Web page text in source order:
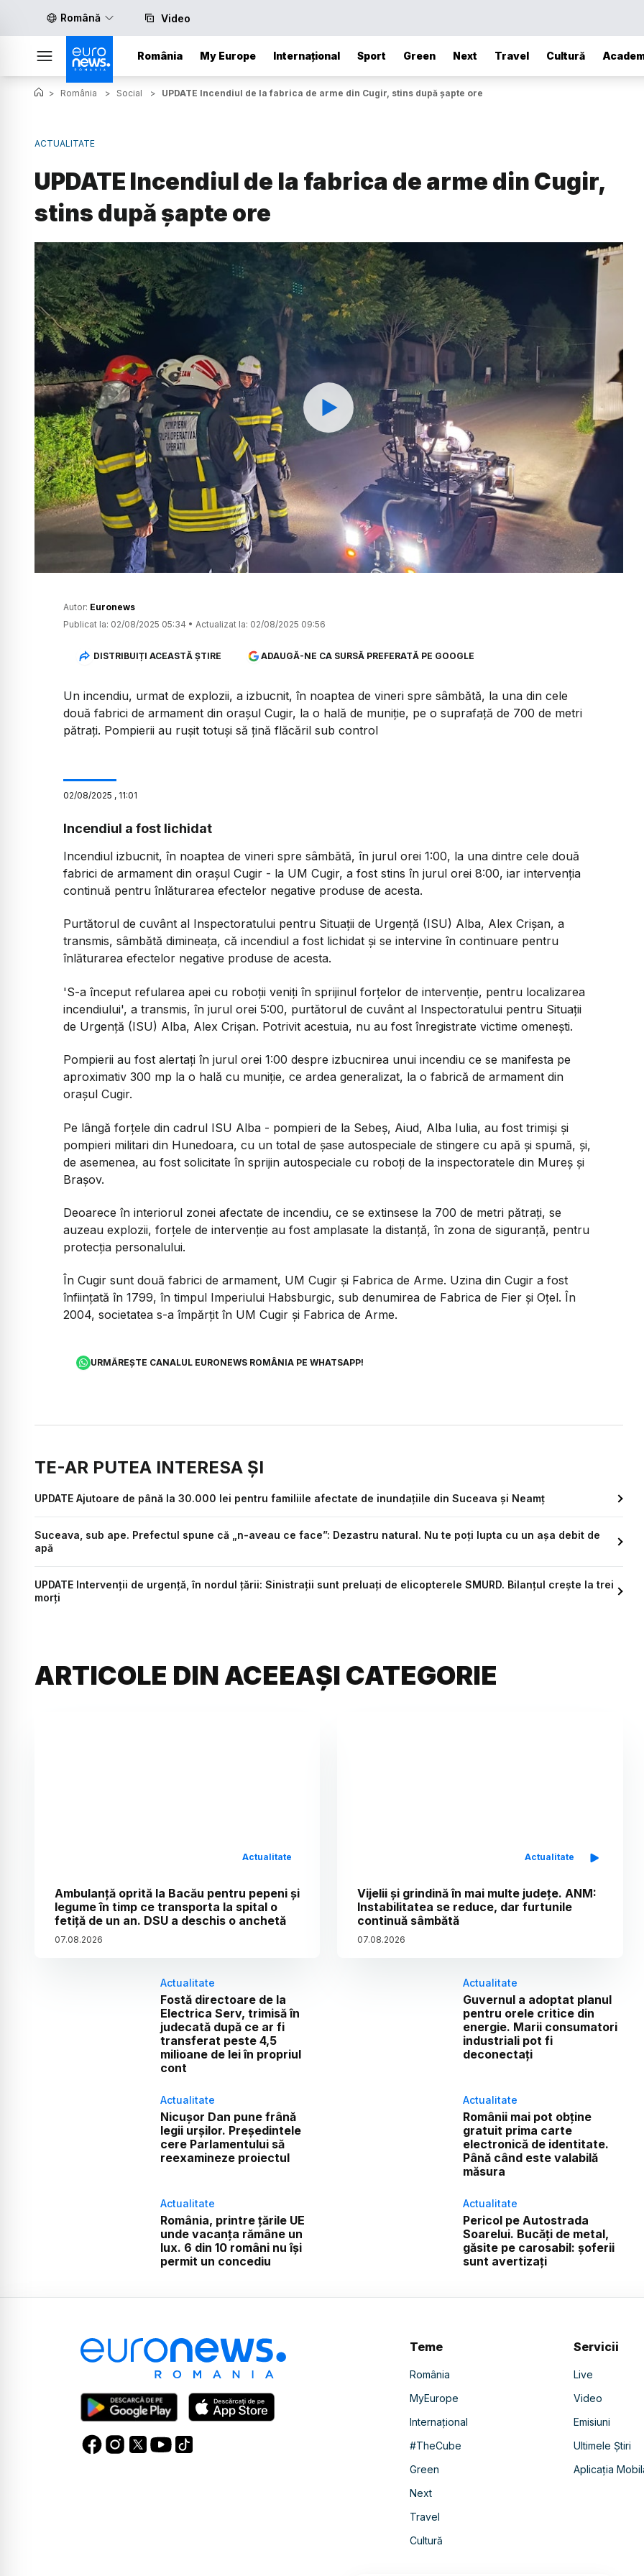
Română Video
România My Europe Internațional Sport Green Next Travel Cultură
> România > Social > UPDATE Incendiul de la fabrica de arme din Cugir, stins după șapte ore
ACTUALITATE
UPDATE Incendiul de la fabrica de arme din Cugir,
stins după șapte ore
Watch
Autor: Euronews
Publicat la: 02/08/2025 05:34 • Actualizat la: 02/08/2025 09:56
DISTRIBUIȚI ACEASTĂ ȘTIRE ADAUGĂ-NE CA SURSĂ PREFERATĂ PE GOOGLE
Un incendiu, urmat de explozii, a izbucnit, în noaptea de vineri spre sâmbătă, la una din cele
două fabrici de armament din orașul Cugir, la o hală de muniție, pe o suprafață de 700 de metri
pătrați. Pompierii au rușit totuși să țină flăcăril sub control
02/08/2025 , 11:01
Incendiul a fost lichidat
Incendiul izbucnit, în noaptea de vineri spre sâmbătă, în jurul orei 1:00, la una dintre cele două
fabrici de armament din orașul Cugir - la UM Cugir, a fost stins în jurul orei 8:00, iar intervenția
continuă pentru înlăturarea efectelor negative produse de acesta.
Purtătorul de cuvânt al Inspectoratului pentru Situații de Urgență (ISU) Alba, Alex Crișan, a
transmis, sâmbătă dimineața, că incendiul a fost lichidat și se intervine în continuare pentru
înlăturarea efectelor negative produse de acesta.
'S-a început refularea apei cu roboții veniți în sprijinul forțelor de intervenție, pentru localizarea
incendiului', a transmis, în jurul orei 5:00, purtătorul de cuvânt al Inspectoratului pentru Situații
de Urgență (ISU) Alba, Alex Crișan. Potrivit acestuia, nu au fost înregistrate victime omenești.
Pompierii au fost alertați în jurul orei 1:00 despre izbucnirea unui incendiu ce se manifesta pe
aproximativ 300 mp la o hală cu muniție, ce ardea generalizat, la o fabrică de armament din
orașul Cugir.
Pe lângă forțele din cadrul ISU Alba - pompieri de la Sebeș, Aiud, Alba Iulia, au fost trimiși și
pompieri militari din Hunedoara, cu un total de șase autospeciale de stingere cu apă și spumă, și,
de asemenea, au fost solicitate în sprijin autospeciale cu roboți de la inspectoratele din Mureș și
Brașov.
Deoarece în interiorul zonei afectate de incendiu, ce se extinsese la 700 de metri pătrați, se
auzeau explozii, forțele de intervenție au fost amplasate la distanță, în zona de siguranță, pentru
protecția personalului.
În Cugir sunt două fabrici de armament, UM Cugir și Fabrica de Arme. Uzina din Cugir a fost
înființată în 1799, în timpul Imperiului Habsburgic, sub denumirea de Fabrica de Fier și Oțel. În
2004, societatea s-a împărțit în UM Cugir și Fabrica de Arme.
URMĂREȘTE CANALUL EURONEWS ROMÂNIA PE WHATSAPP!
TE-AR PUTEA INTERESA ȘI
UPDATE Ajutoare de până la 30.000 lei pentru familiile afectate de inundațiile din Suceava și Neamț
Suceava, sub ape. Prefectul spune că „n-aveau ce face”: Dezastru natural. Nu te poți lupta cu un așa debit de
apă
UPDATE Intervenții de urgență, în nordul țării: Sinistrații sunt preluați de elicopterele SMURD. Bilanțul crește la trei
morți
ARTICOLE DIN ACEEAȘI CATEGORIE
Actualitate
Ambulanță oprită la Bacău pentru pepeni și
legume în timp ce transporta la spital o
fetiță de un an. DSU a deschis o anchetă
07.08.2026
Actualitate
Vijelii și grindină în mai multe județe. ANM:
Instabilitatea se reduce, dar furtunile
continuă sâmbătă
07.08.2026
Actualitate
Fostă directoare de la
Electrica Serv, trimisă în
judecată după ce ar fi
transferat peste 4,5
milioane de lei în propriul
cont
Actualitate
Guvernul a adoptat planul
pentru orele critice din
energie. Marii consumatori
industriali pot fi
deconectați
Actualitate
Nicușor Dan pune frână
legii urșilor. Președintele
cere Parlamentului să
reexamineze proiectul
Actualitate
Românii mai pot obține
gratuit prima carte
electronică de identitate.
Până când este valabilă
măsura
Actualitate
România, printre țările UE
unde vacanța rămâne un
lux. 6 din 10 români nu își
permit un concediu
Actualitate
Pericol pe Autostrada
Soarelui. Bucăți de metal,
găsite pe carosabil: șoferii
sunt avertizați
Teme
România
MyEurope
Internațional
#TheCube
Green
Next
Travel
Cultură
Servicii
Live
Video
Emisiuni
Ultimele Știri
Aplicația